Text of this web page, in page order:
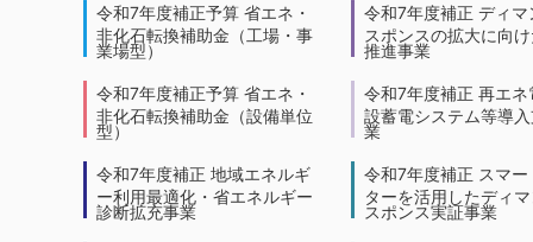
令和7年度補正予算 省エネ・
非化石転換補助金（工場・事
業場型）
令和7年度補正予算 省エネ・
非化石転換補助金（設備単位
型）
令和7年度補正 地域エネルギ
ー利用最適化・省エネルギー
診断拡充事業
令和7年度補正 ディマ
スポンスの拡大に向
推進事業
令和7年度補正 再エネ
設蓄電システム等導
業
令和7年度補正 スマー
ターを活用したディ
スポンス実証事業